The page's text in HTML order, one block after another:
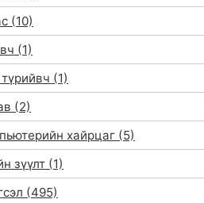
(10)
(1)
(1)
(2)
хайрцаг (5)
зүүлт (1)
(495)